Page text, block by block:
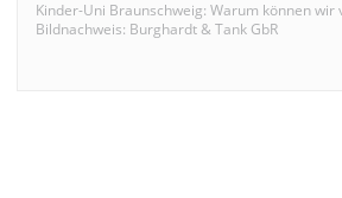
Kinder-Uni Braunschweig: Warum können wir
Bildnachweis: Burghardt & Tank GbR